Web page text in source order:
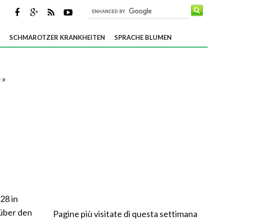
SCHMAROTZER KRANKHEITEN SPRACHE BLUMEN
»
in
den
Pagine più visitate di questa settimana